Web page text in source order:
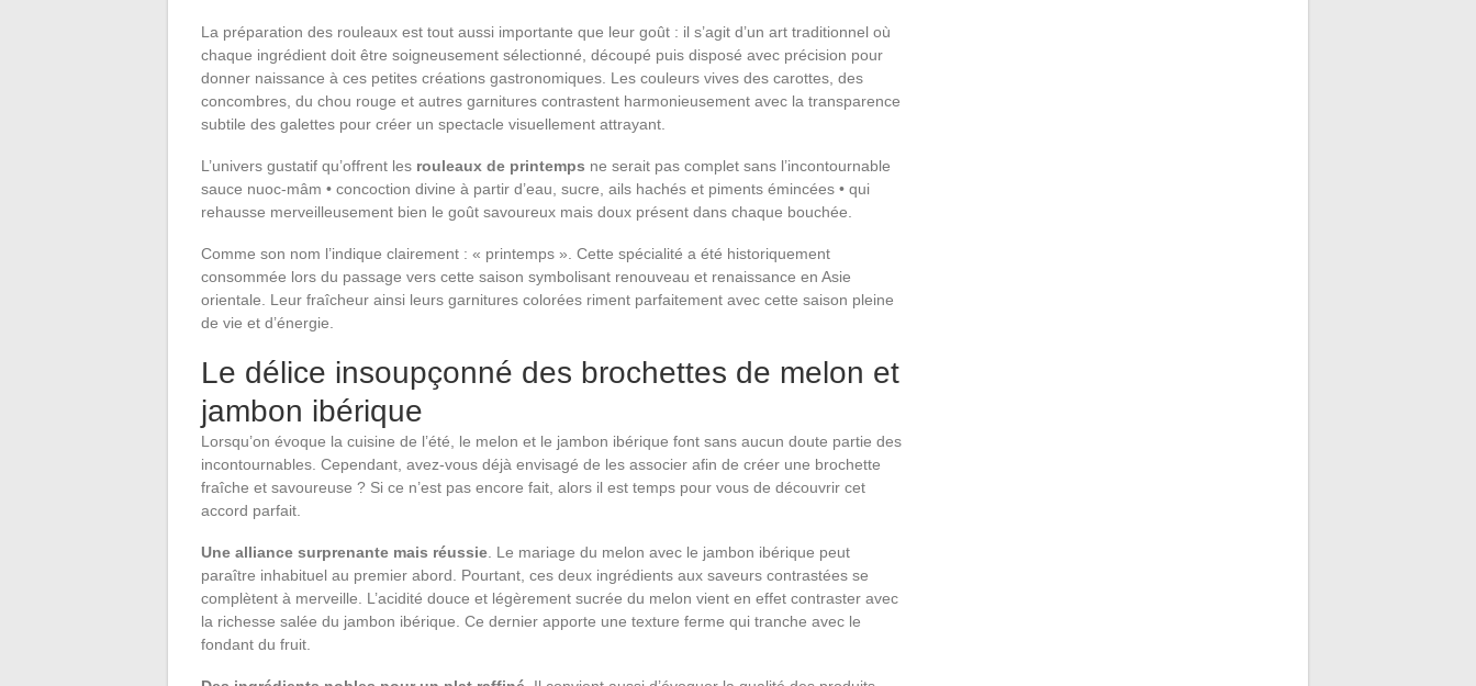
La préparation des rouleaux est tout aussi importante que leur goût : il s’agit d’un art traditionnel où
chaque ingrédient doit être soigneusement sélectionné, découpé puis disposé avec précision pour
donner naissance à ces petites créations gastronomiques. Les couleurs vives des carottes, des
concombres, du chou rouge et autres garnitures contrastent harmonieusement avec la transparence
subtile des galettes pour créer un spectacle visuellement attrayant.
L’univers gustatif qu’offrent les rouleaux de printemps ne serait pas complet sans l’incontournable
sauce nuoc-mâm • concoction divine à partir d’eau, sucre, ails hachés et piments émincées • qui
rehausse merveilleusement bien le goût savoureux mais doux présent dans chaque bouchée.
Comme son nom l’indique clairement : « printemps ». Cette spécialité a été historiquement
consommée lors du passage vers cette saison symbolisant renouveau et renaissance en Asie
orientale. Leur fraîcheur ainsi leurs garnitures colorées riment parfaitement avec cette saison pleine
de vie et d’énergie.
Le délice insoupçonné des brochettes de melon et
jambon ibérique
Lorsqu’on évoque la cuisine de l’été, le melon et le jambon ibérique font sans aucun doute partie des
incontournables. Cependant, avez-vous déjà envisagé de les associer afin de créer une brochette
fraîche et savoureuse ? Si ce n’est pas encore fait, alors il est temps pour vous de découvrir cet
accord parfait.
Une alliance surprenante mais réussie . Le mariage du melon avec le jambon ibérique peut
paraître inhabituel au premier abord. Pourtant, ces deux ingrédients aux saveurs contrastées se
complètent à merveille. L’acidité douce et légèrement sucrée du melon vient en effet contraster avec
la richesse salée du jambon ibérique. Ce dernier apporte une texture ferme qui tranche avec le
fondant du fruit.